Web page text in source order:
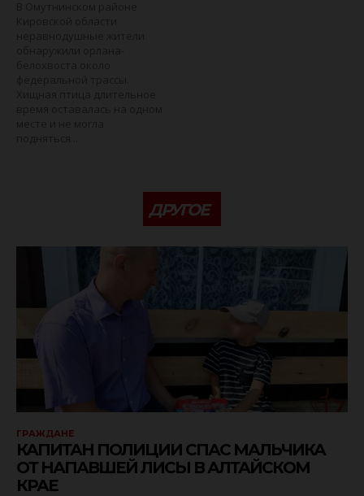
ДРУГОЕ
ГРАЖДАНЕ
КАПИТАН ПОЛИЦИИ СПАС МАЛЬЧИКА
ОТ НАПАВШЕЙ ЛИСЫ В АЛТАЙСКОМ
КРАЕ